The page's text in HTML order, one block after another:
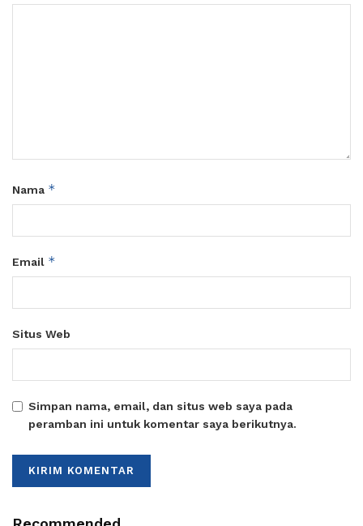
Nama *
Email *
Situs Web
Simpan nama, email, dan situs web saya pada
peramban ini untuk komentar saya berikutnya.